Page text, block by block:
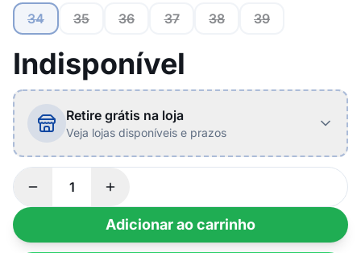
34 35 36 37 38 39
Indisponível
Retire grátis na loja
Veja lojas disponíveis e prazos
Adicionar ao carrinho